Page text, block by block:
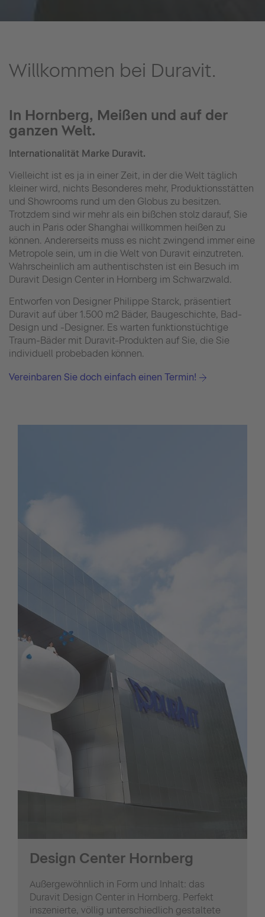
Willkommen bei Duravit.
In Hornberg, Meißen und auf der
ganzen Welt.
Internationalität Marke Duravit.
Vielleicht ist es ja in einer Zeit, in der die Welt täglich
kleiner wird, nichts Besonderes mehr, Produktionsstätten
und Showrooms rund um den Globus zu besitzen.
Trotzdem sind wir mehr als ein bißchen stolz darauf, Sie
auch in Paris oder Shanghai willkommen heißen zu
können. Andererseits muss es nicht zwingend immer eine
Metropole sein, um in die Welt von Duravit einzutreten.
Wahrscheinlich am authentischsten ist ein Besuch im
Duravit Design Center in Hornberg im Schwarzwald.
Entworfen von Designer Philippe Starck, präsentiert
Duravit auf über 1.500 m2 Bäder, Baugeschichte, Bad-
Design und -Designer. Es warten funktionstüchtige
Traum-Bäder mit Duravit-Produkten auf Sie, die Sie
individuell probebaden können.
Vereinbaren Sie doch einfach einen Termin!
Design Center Hornberg
Außergewöhnlich in Form und Inhalt: das
Duravit Design Center in Hornberg. Perfekt
inszenierte, völlig unterschiedlich gestaltete